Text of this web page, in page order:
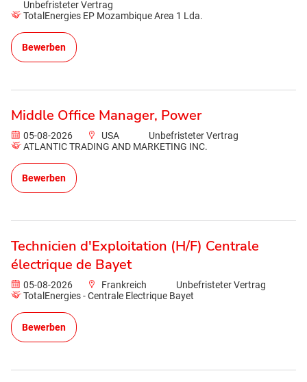
Unbefristeter Vertrag
TotalEnergies EP Mozambique Area 1 Lda.
Bewerben
Middle Office Manager, Power
05-08-2026 USA
Unbefristeter Vertrag
ATLANTIC TRADING AND MARKETING INC.
Bewerben
Technicien d'Exploitation (H/F) Centrale
électrique de Bayet
05-08-2026 Frankreich
Unbefristeter Vertrag
TotalEnergies - Centrale Electrique Bayet
Bewerben